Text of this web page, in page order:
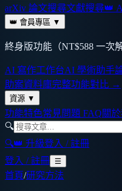
arXiv 論文搜尋文獻搜尋👑
👑 會員專區 ▼
終身版功能（NT$588 一次
AI 寫作工作台AI 學術助手
助案資料庫完整功能對比 →
資源 ▼
功能特色常見問題 FAQ關
🔍
🔍👑 升級登入 / 註冊
登入 / 註冊 ☰
首頁/研究方法